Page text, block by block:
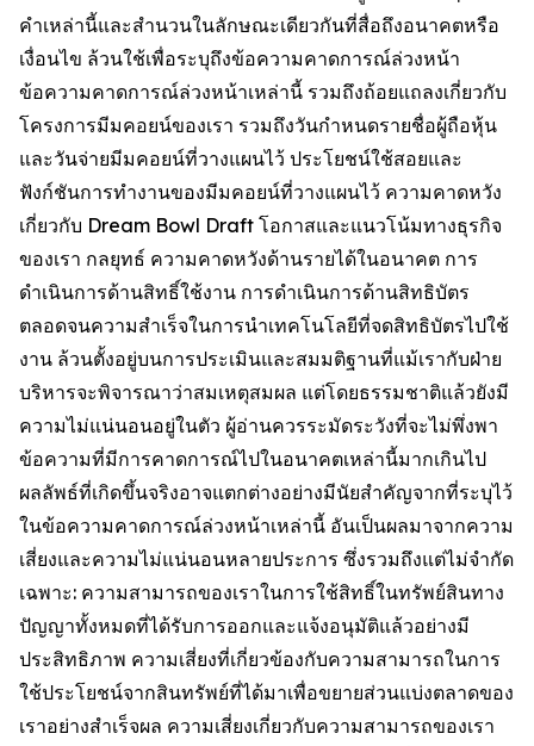
คำเหล่านี้และสำนวนในลักษณะเดียวกันที่สื่อถึงอนาคตหรือ
เงื่อนไข ล้วนใช้เพื่อระบุถึงข้อความคาดการณ์ล่วงหน้า
ข้อความคาดการณ์ล่วงหน้าเหล่านี้ รวมถึงถ้อยแถลงเกี่ยวกับ
โครงการมีมคอยน์ของเรา รวมถึงวันกำหนดรายชื่อผู้ถือหุ้น
และวันจ่ายมีมคอยน์ที่วางแผนไว้ ประโยชน์ใช้สอยและ
ฟังก์ชันการทำงานของมีมคอยน์ที่วางแผนไว้ ความคาดหวัง
เกี่ยวกับ Dream Bowl Draft โอกาสและแนวโน้มทางธุรกิจ
ของเรา กลยุทธ์ ความคาดหวังด้านรายได้ในอนาคต การ
ดำเนินการด้านสิทธิ์ใช้งาน การดำเนินการด้านสิทธิบัตร
ตลอดจนความสำเร็จในการนำเทคโนโลยีที่จดสิทธิบัตรไปใช้
งาน ล้วนตั้งอยู่บนการประเมินและสมมติฐานที่แม้เรากับฝ่าย
บริหารจะพิจารณาว่าสมเหตุสมผล แต่โดยธรรมชาติแล้วยังมี
ความไม่แน่นอนอยู่ในตัว ผู้อ่านควรระมัดระวังที่จะไม่พึ่งพา
ข้อความที่มีการคาดการณ์ไปในอนาคตเหล่านี้มากเกินไป
ผลลัพธ์ที่เกิดขึ้นจริงอาจแตกต่างอย่างมีนัยสำคัญจากที่ระบุไว้
ในข้อความคาดการณ์ล่วงหน้าเหล่านี้ อันเป็นผลมาจากความ
เสี่ยงและความไม่แน่นอนหลายประการ ซึ่งรวมถึงแต่ไม่จำกัด
เฉพาะ: ความสามารถของเราในการใช้สิทธิ์ในทรัพย์สินทาง
ปัญญาทั้งหมดที่ได้รับการออกและแจ้งอนุมัติแล้วอย่างมี
ประสิทธิภาพ ความเสี่ยงที่เกี่ยวข้องกับความสามารถในการ
ใช้ประโยชน์จากสินทรัพย์ที่ได้มาเพื่อขยายส่วนแบ่งตลาดของ
เราอย่างสำเร็จผล ความเสี่ยงเกี่ยวกับความสามารถของเรา